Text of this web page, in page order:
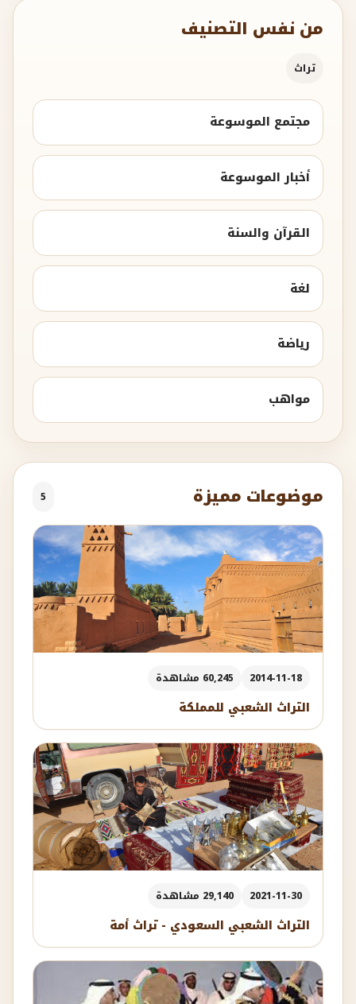
من نفس التصنيف
تراث
مجتمع الموسوعة
أخبار الموسوعة
القرآن والسنة
لغة
رياضة
مواهب
موضوعات مميزة 5
2014-11-18 60,245 مشاهدة
التراث الشعبي للمملكة
2021-11-30 29,140 مشاهدة
التراث الشعبي السعودي - تراث أمة